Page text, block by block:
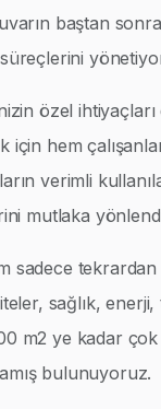
baştan sonra
özel ihtiyaçları
için hem
verimli
mutlaka
sadece
sağlık,
m2 ye kadar çok
bulunuyoruz.